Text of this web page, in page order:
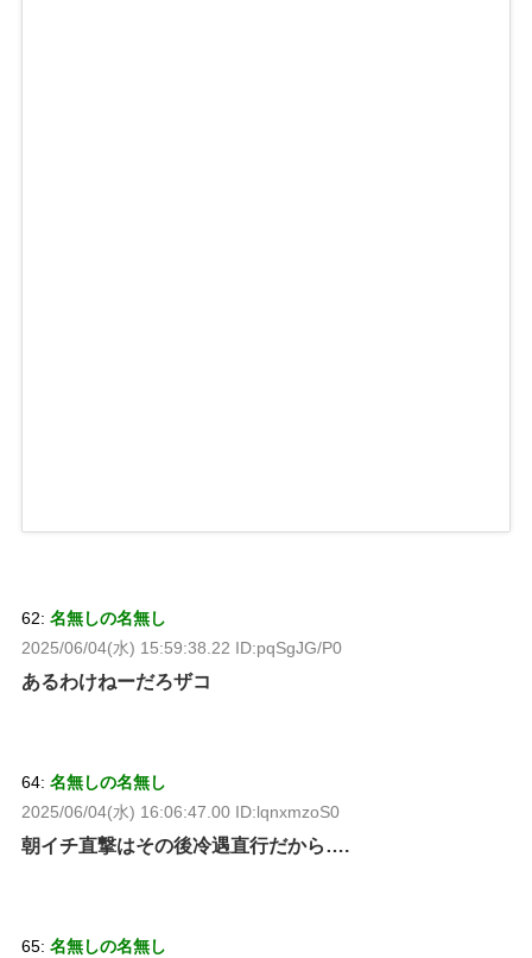
62: 名無しの名無し
2025/06/04(水) 15:59:38.22 ID:pqSgJG/P0
あるわけねーだろザコ
64: 名無しの名無し
2025/06/04(水) 16:06:47.00 ID:lqnxmzoS0
朝イチ直撃はその後冷遇直行だから….
65: 名無しの名無し